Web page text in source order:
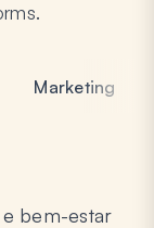
Marketing
bem-estar